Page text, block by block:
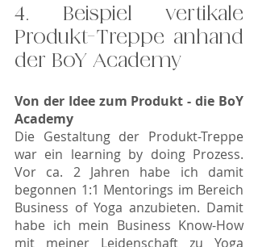
4. Beispiel vertikale
Produkt-Treppe anhand
der BoY Academy
Von der Idee zum Produkt - die BoY
Academy
Die Gestaltung der Produkt-Treppe
war ein learning by doing Prozess.
Vor ca. 2 Jahren habe ich damit
begonnen 1:1 Mentorings im Bereich
Business of Yoga anzubieten. Damit
habe ich mein Business Know-How
mit meiner Leidenschaft zu Yoga